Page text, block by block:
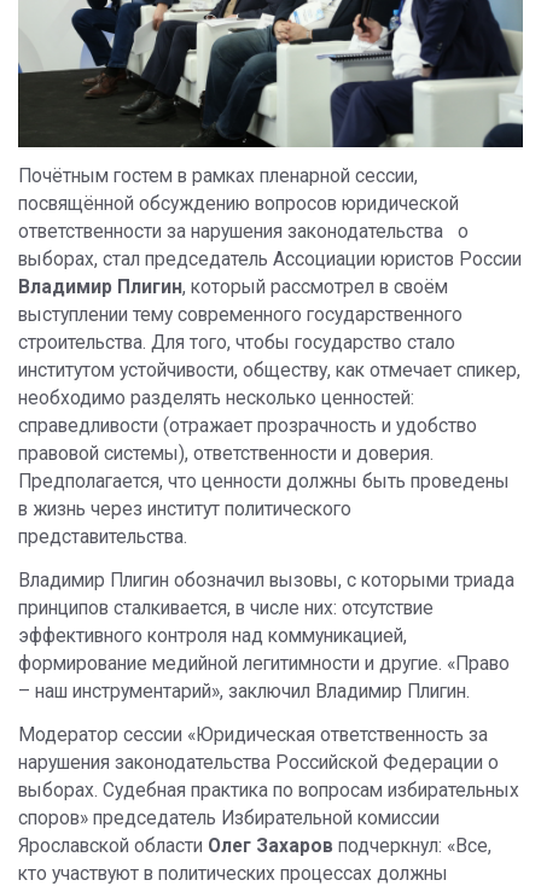
Почётным гостем в рамках пленарной сессии,
посвящённой обсуждению вопросов юридической
ответственности за нарушения законодательства о
выборах, стал председатель Ассоциации юристов России
Владимир Плигин, который рассмотрел в своём
выступлении тему современного государственного
строительства. Для того, чтобы государство стало
институтом устойчивости, обществу, как отмечает спикер,
необходимо разделять несколько ценностей:
справедливости (отражает прозрачность и удобство
правовой системы), ответственности и доверия.
Предполагается, что ценности должны быть проведены
в жизнь через институт политического
представительства.
Владимир Плигин обозначил вызовы, с которыми триада
принципов сталкивается, в числе них: отсутствие
эффективного контроля над коммуникацией,
формирование медийной легитимности и другие. «Право
– наш инструментарий», заключил Владимир Плигин.
Модератор сессии «Юридическая ответственность за
нарушения законодательства Российской Федерации о
выборах. Судебная практика по вопросам избирательных
споров» председатель Избирательной комиссии
Ярославской области Олег Захаров подчеркнул: «Все,
кто участвуют в политических процессах должны